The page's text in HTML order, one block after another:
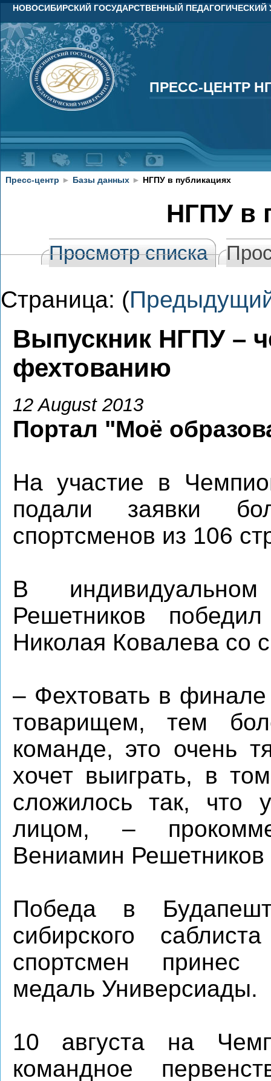
НОВОСИБИРСКИЙ ГОСУДАРСТВЕННЫЙ ПЕДАГОГИЧЕСКИЙ
ПРЕСС-ЦЕНТР
ПРЕСС-ЦЕНТР
Пресс-центр ► Базы данных ► НГПУ в публикациях
НГПУ в
Просмотр списка
Страница: (
Выпускник НГПУ –
фехтованию
12 August 2013
Портал "Моё
На участие в
подали заявки
спортсменов из 106
В
Решетников победил
Николая Ковалева со
– Фехтовать в
товарищем, тем
команде, это очень
хочет выиграть, в
сложилось так, что
лицом, –
Вениамин
Победа в
сибирского
спортсмен принес
медаль Универсиады.
10 августа на
командное